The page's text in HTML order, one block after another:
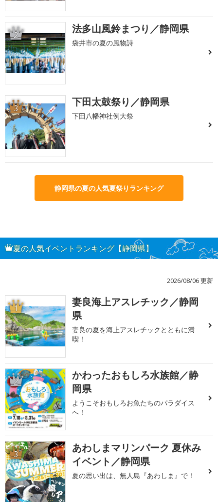
2 法多山風鈴まつり／静岡県
袋井市の夏の風物詩
3 下田太鼓祭り／静岡県
下田八幡神社例大祭
静岡県の夏の人気夏祭りランキング
夏の人気イベントランキング【静岡県】
2026/08/06 更新
1
妻良海上アスレチック／静岡
県
妻良の夏を海上アスレチックとともに満
喫！
2
かわったおもしろ水族館／静
岡県
ようこそおもしろお魚たちのパラダイス
へ！
3
あわしまマリンパーク 夏休み
イベント／静岡県
夏の思い出は、無人島『あわしま』で！